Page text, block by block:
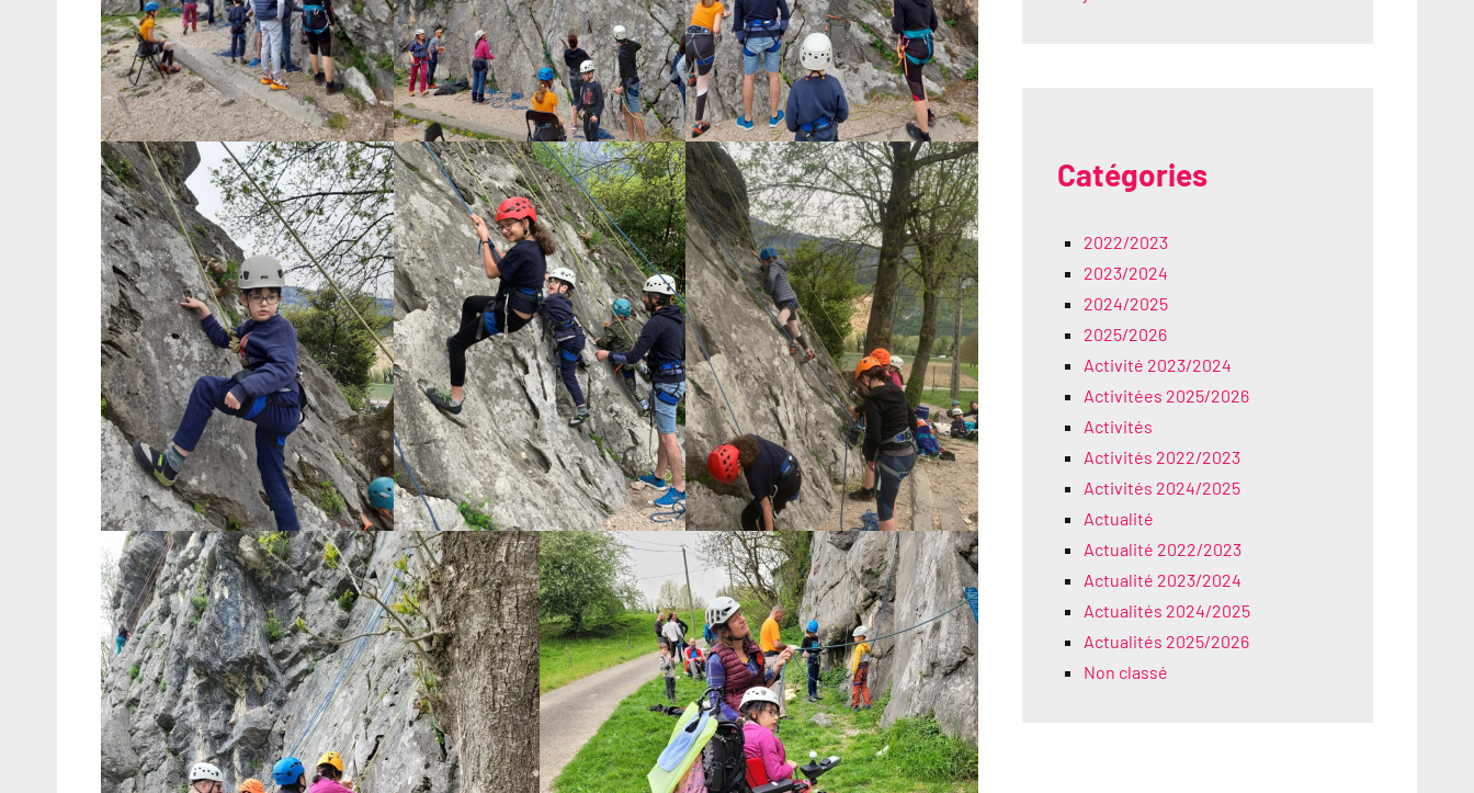
Catégories
2022/2023
2023/2024
2024/2025
2025/2026
Activité 2023/2024
Activitées 2025/2026
Activités
Activités 2022/2023
Activités 2024/2025
Actualité
Actualité 2022/2023
Actualité 2023/2024
Actualités 2024/2025
Actualités 2025/2026
Non classé